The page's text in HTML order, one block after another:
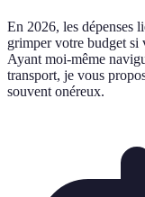
En 2026, les dépenses
grimper votre budget si
Ayant moi-même
transport, je vous
souvent onéreux.